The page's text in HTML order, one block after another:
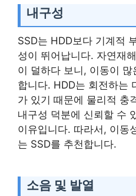
내구성
SSD는 HDD보다 기계적
성이 뛰어납니다. 자연재
이 덜하다 보니, 이동이
합니다. HDD는 회전하는
가 있기 때문에 물리적 충
내구성 덕분에 신뢰할 수
이유입니다. 따라서, 이동
는 SSD를 추천합니다.
소음 및 발열